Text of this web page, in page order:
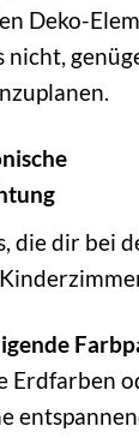
Deko-
nicht,
die dir bei
Erdfarben